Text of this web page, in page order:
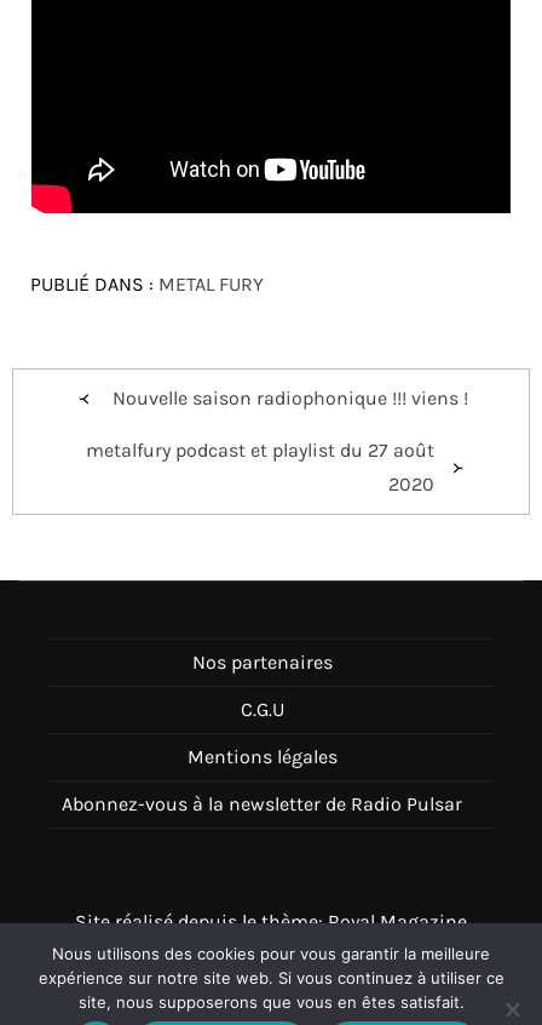
PUBLIÉ DANS : METAL FURY
Navigation
l’article
Nouvelle saison radiophonique !!! viens !
metalfury podcast et playlist du 27 août
2020
Nos partenaires
C.G.U
Mentions légales
Abonnez-vous à la newsletter de Radio Pulsar
Site réalisé depuis le thème: Royal Magazine
Thème disponible sur Wordpress
Nous utilisons des cookies pour vous garantir la meilleure
expérience sur notre site web. Si vous continuez à utiliser ce
site, nous supposerons que vous en êtes satisfait.